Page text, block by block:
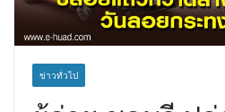
ข่าวทั่วไป